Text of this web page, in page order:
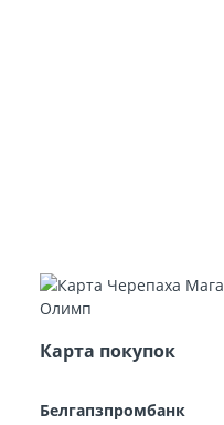
Карта покупок
Белгапзпромбанк